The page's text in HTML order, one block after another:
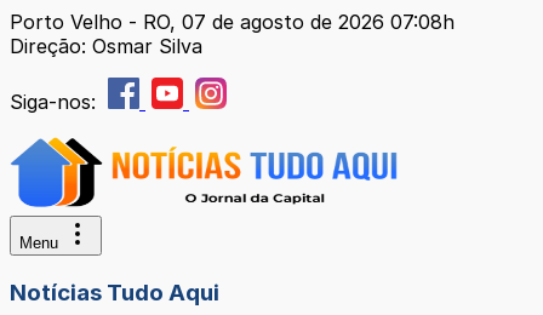
Porto Velho - RO, 07 de agosto de 2026 07:08h
Direção: Osmar Silva
Siga-nos:
Menu
Notícias Tudo Aqui